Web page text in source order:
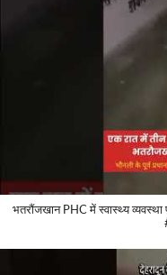
भतरौंजखान PHC में स्वास्थ्य